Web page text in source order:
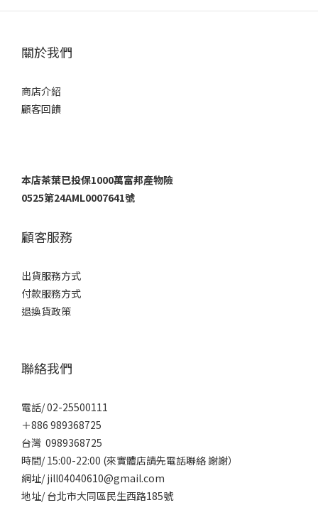
關於我們
商店介紹
顧客回饋
本店茶葉已投保1000萬富邦產物險
0525第24AML0007641號
顧客服務
出貨服務方式
付款服務方式
退換貨政策
聯絡我們
電話/ 02-25500111
＋886 989368725
台灣 0989368725
時間/ 15:00-22:00 (來實體店請先電話聯絡 謝謝）
網址/ jill04040610@gmail.com
地址/ 台北市大同區民生西路185號